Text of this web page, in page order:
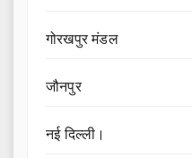
गोरखपुर मंडल
जौनपुर
नई दिल्ली।